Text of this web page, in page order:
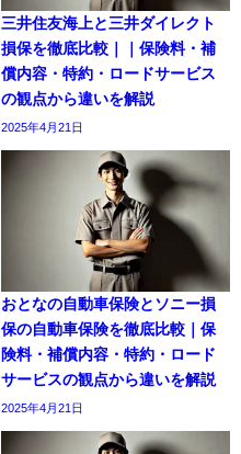
三井住友海上と三井ダイレクト
損保を徹底比較｜｜保険料・補
償内容・特約・ロードサービス
の観点から違いを解説
2025年4月21日
おとなの自動車保険とソニー損
保の自動車保険を徹底比較｜保
険料・補償内容・特約・ロード
サービスの観点から違いを解説
2025年4月21日